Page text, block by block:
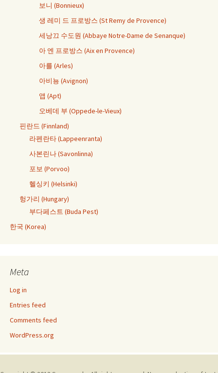
보니 (Bonnieux)
생 레미 드 프로방스 (St Remy de Provence)
세낭끄 수도원 (Abbaye Notre-Dame de Senanque)
아 엔 프로방스 (Aix en Provence)
아를 (Arles)
아비뇽 (Avignon)
앱 (Apt)
오베데 부 (Oppede-le-Vieux)
핀란드 (Finnland)
라펜란타 (Lappeenranta)
사본린나 (Savonlinna)
포보 (Porvoo)
헬싱키 (Helsinki)
헝가리 (Hungary)
부다페스트 (Buda Pest)
한국 (Korea)
Meta
Log in
Entries feed
Comments feed
WordPress.org